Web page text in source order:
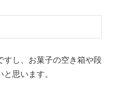
すし、お菓子の空き箱や段
思います。